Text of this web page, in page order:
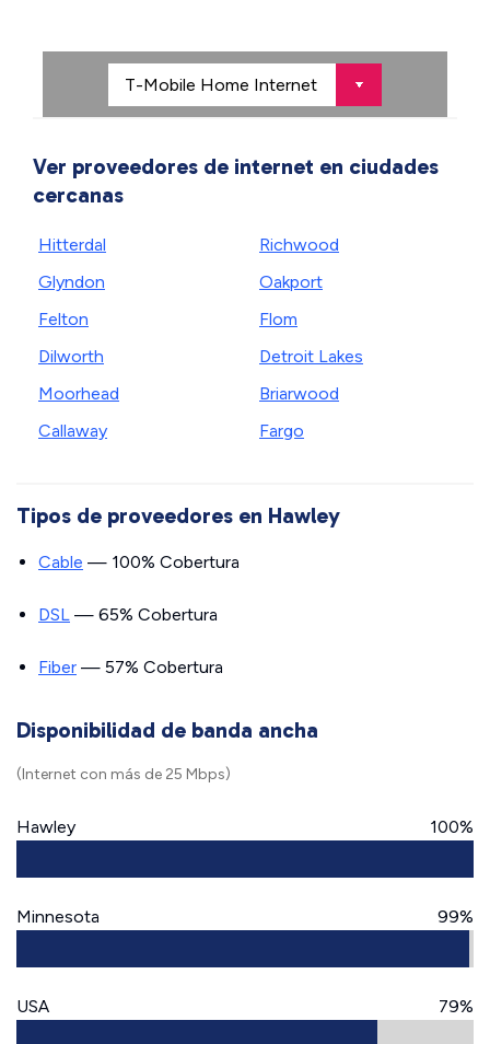
Ver proveedores de internet en ciudades
cercanas
Hitterdal
Glyndon
Felton
Dilworth
Moorhead
Callaway
Richwood
Oakport
Flom
Detroit Lakes
Briarwood
Fargo
Tipos de proveedores en Hawley
Cable — 100% Cobertura
DSL — 65% Cobertura
Fiber — 57% Cobertura
Disponibilidad de banda ancha
(Internet con más de 25 Mbps)
Hawley 100%
Minnesota 99%
USA 79%